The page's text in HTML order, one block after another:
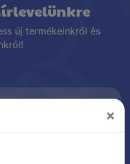
×
új termékeinkről és